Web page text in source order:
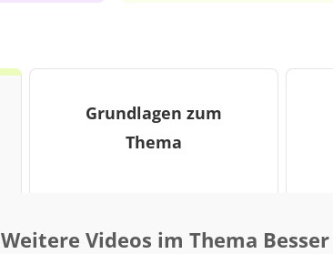
Grundlagen zum
Thema
Weitere Videos im Thema